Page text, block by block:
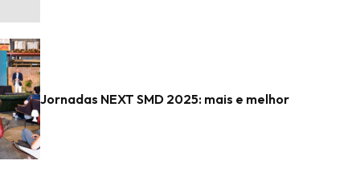
Jornadas NEXT SMD 2025: mais e melhor